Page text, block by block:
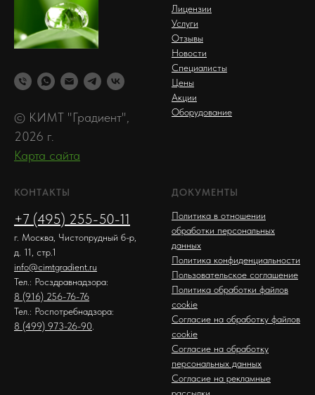
© КИМТ "Градиент",
2026 г.
Карта сайта
Лицензии
Услуги
Отзывы
Новости
Специалисты
Цены
Акции
Оборудование
КОНТАКТЫ
+7 (495) 255-50-11
г. Москва, Чистопрудный б-р,
д. 11, стр.1
info@cimtgradient.ru
Тел.: Росздравнадзора:
8 (916) 256-76-76
Тел.: Роспотребнадзора:
8 (499) 973-26-90
ДОКУМЕНТЫ
Политика в отношении
обработки персональных
данных
Политика конфиденциальности
Пользовательское соглашение
Политика обработки файлов
cookie
Согласие на обработку файлов
cookie
Согласие на обработку
персональных данных
Согласие на рекламные